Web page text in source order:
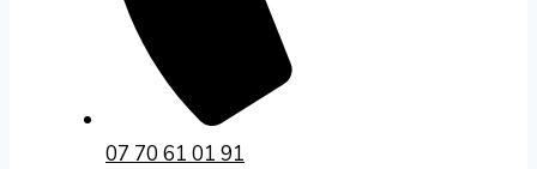
07 70 61 01 91